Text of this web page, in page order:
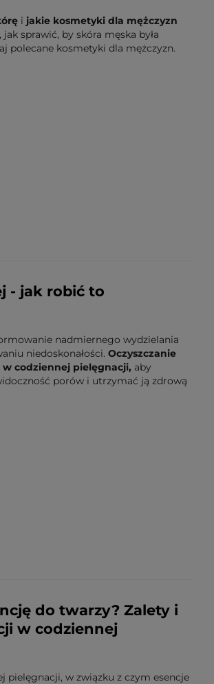
i jakie kosmetyki dla mężczyzn
sprawić, by skóra męska była
polecane kosmetyki dla mężczyzn.
- jak robić to
nadmiernego wydzielania
niedoskonałości. Oczyszczanie
codziennej pielęgnacji, aby
porów i utrzymać ją zdrową
do twarzy? Zalety i
w codziennej
pielęgnacji, w związku z czym esencje